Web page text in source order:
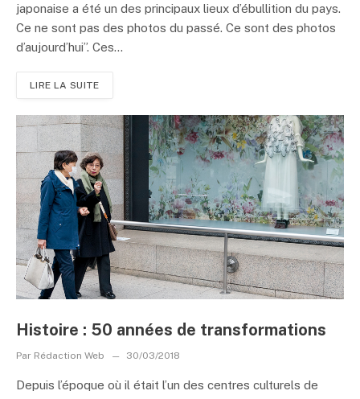
japonaise a été un des principaux lieux d’ébullition du pays.
Ce ne sont pas des photos du passé. Ce sont des photos
d’aujourd’hui”. Ces...
LIRE LA SUITE
Histoire : 50 années de transformations
Par Rédaction Web 30/03/2018
Depuis l’époque où il était l’un des centres culturels de